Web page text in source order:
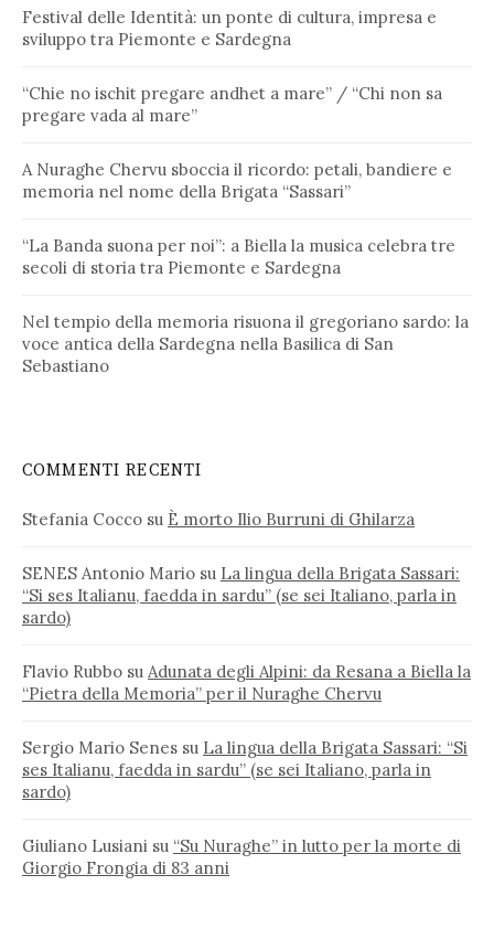
Festival delle Identità: un ponte di cultura, impresa e
sviluppo tra Piemonte e Sardegna
“Chie no ischit pregare andhet a mare” / “Chi non sa
pregare vada al mare”
A Nuraghe Chervu sboccia il ricordo: petali, bandiere e
memoria nel nome della Brigata “Sassari”
“La Banda suona per noi”: a Biella la musica celebra tre
secoli di storia tra Piemonte e Sardegna
Nel tempio della memoria risuona il gregoriano sardo: la
voce antica della Sardegna nella Basilica di San
Sebastiano
COMMENTI RECENTI
Stefania Cocco su È morto Ilio Burruni di Ghilarza
SENES Antonio Mario su La lingua della Brigata Sassari:
“Si ses Italianu, faedda in sardu” (se sei Italiano, parla in
sardo)
Flavio Rubbo su Adunata degli Alpini: da Resana a Biella la
“Pietra della Memoria” per il Nuraghe Chervu
Sergio Mario Senes su La lingua della Brigata Sassari: “Si
ses Italianu, faedda in sardu” (se sei Italiano, parla in
sardo)
Giuliano Lusiani su “Su Nuraghe” in lutto per la morte di
Giorgio Frongia di 83 anni